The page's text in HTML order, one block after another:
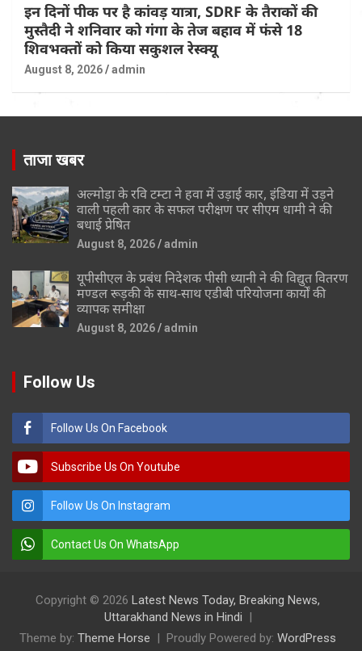
इन दिनों पीक पर है कांवड़ यात्रा, SDRF के तैराकों की
मुस्तैदी ने शनिवार को गंगा के तेज बहाव में फंसे 18
शिवभक्तों को किया सकुशल रेस्क्यू
August 8, 2026 admin
ताजा खबर
अल्मोड़ा के रवि टम्टा ने हवा में उड़ाई कार, इंडिया में उड़ने
वाली पहली कार के सफल परीक्षण पर सीएम धामी ने की
बधाई प्रेषित
August 8, 2026 admin
यूपीसीएल के प्रबंध निदेशक पीसी ध्यानी ने की विद्युत वितरण
मण्डल रूड़की के साथ-साथ एडीबी परियोजना कार्यों की
व्यापक समीक्षा
August 8, 2026 admin
Follow Us
Follow Us On Facebook
Subscribe Us On Youtube
Follow Us On Instagram
Contact Us On WhatsApp
Copyright © 2026 Latest News Today, Breaking News,
Uttarakhand News in Hindi
Theme by: Theme Horse Proudly Powered by: WordPress